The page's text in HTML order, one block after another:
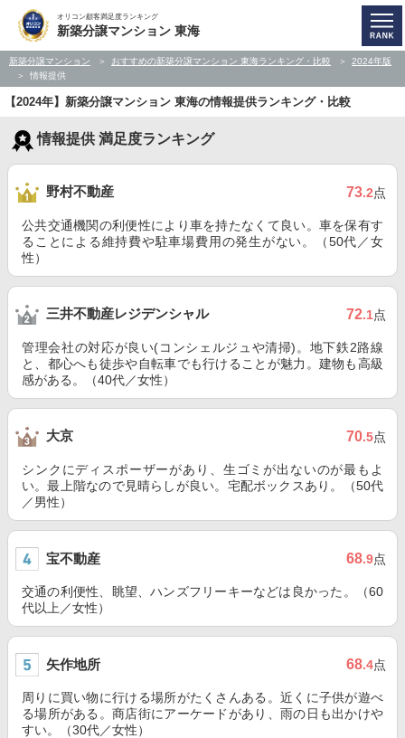
オリコン顧客満足度ランキング
新築分譲マンション 東海
新築分譲マンション おすすめの新築分譲マンション 東海ランキング・比較
2024年版
情報提供
【2024年】新築分譲マンション 東海の情報提供ランキング・比較
情報提供 満足度ランキング
野村不動産 73.2点
公共交通機関の利便性により車を持たなくて良い。車を保有す
ることによる維持費や駐車場費用の発生がない。（50代／女
性）
三井不動産レジデンシャル 72.1点
管理会社の対応が良い(コンシェルジュや清掃)。地下鉄2路線
と、都心へも徒歩や自転車でも行けることが魅力。建物も高級
感がある。（40代／女性）
大京 70.5点
シンクにディスポーザーがあり、生ゴミが出ないのが最もよ
い。最上階なので見晴らしが良い。宅配ボックスあり。（50代
／男性）
宝不動産 68.9点
交通の利便性、眺望、ハンズフリーキーなどは良かった。（60
代以上／女性）
矢作地所 68.4点
周りに買い物に行ける場所がたくさんある。近くに子供が遊べ
る場所がある。商店街にアーケードがあり、雨の日も出かけや
すい。（30代／女性）